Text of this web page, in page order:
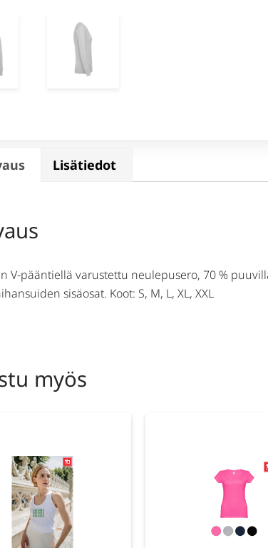
Lisätiedot
V-pääntiellä varustettu neulepusero, 70 %
sisäosat. Koot: S, M, L, XL, XXL
myös